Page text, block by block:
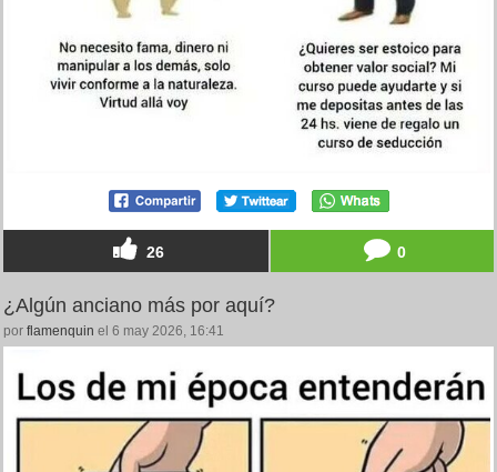
26 0
¿Algún anciano más por aquí?
por flamenquin el 6 may 2026, 16:41